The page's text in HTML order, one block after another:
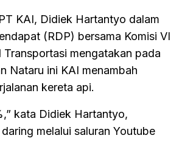
KAI, Didiek Hartantyo dalam
(RDP) bersama Komisi VI
Transportasi mengatakan pada
Nataru ini KAI menambah
kereta api.
kata Didiek Hartantyo,
melalui saluran Youtube